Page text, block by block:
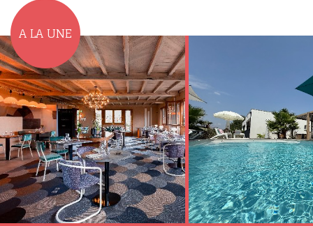
A LA UNE